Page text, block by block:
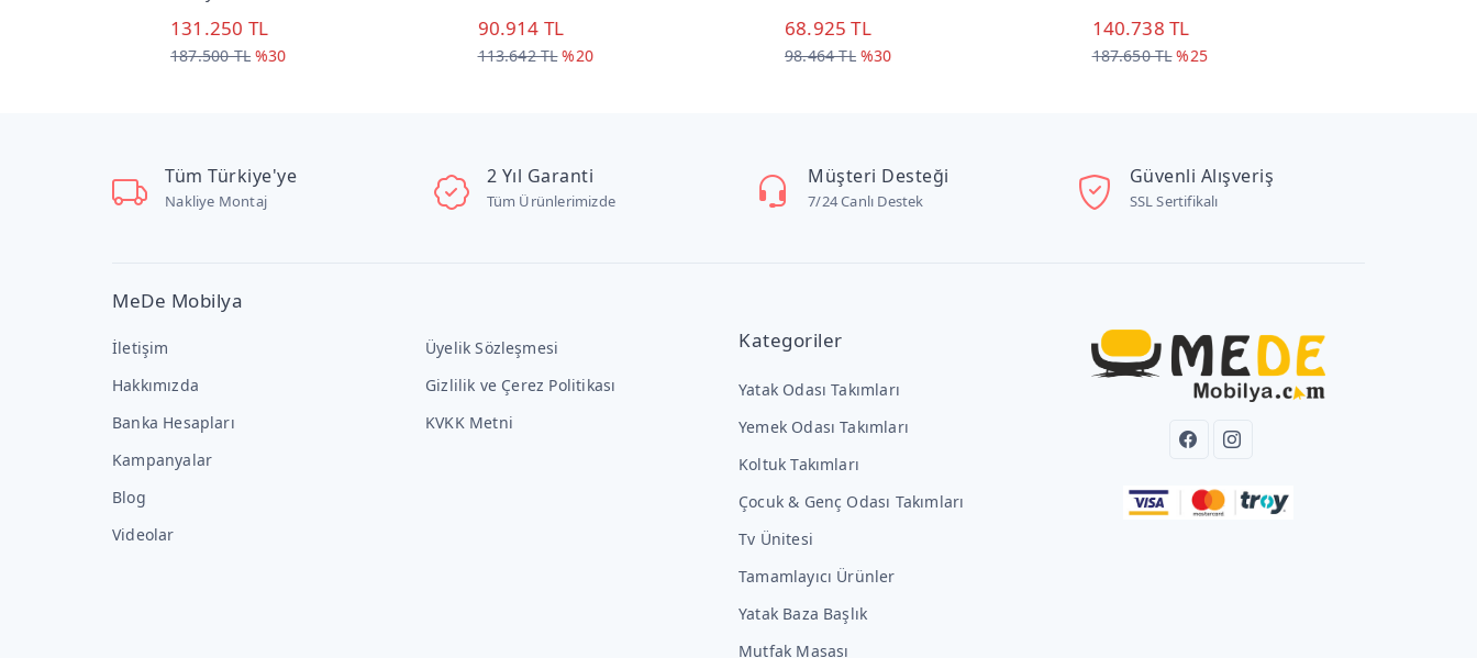
131.250 TL
187.500 TL %30
90.914 TL
113.642 TL %20
68.925 TL
98.464 TL %30
140.738 TL
187.650 TL %25
Tüm Türkiye'ye
Nakliye Montaj
2 Yıl Garanti
Tüm Ürünlerimizde
Müşteri Desteği
7/24 Canlı Destek
Güvenli Alışveriş
SSL Sertifikalı
MeDe Mobilya
İletişim
Hakkımızda
Banka Hesapları
Kampanyalar
Blog
Videolar
Üyelik Sözleşmesi
Gizlilik ve Çerez Politikası
KVKK Metni
Kategoriler
Yatak Odası Takımları
Yemek Odası Takımları
Koltuk Takımları
Çocuk & Genç Odası Takımları
Tv Ünitesi
Tamamlayıcı Ürünler
Yatak Baza Başlık
Mutfak Masası